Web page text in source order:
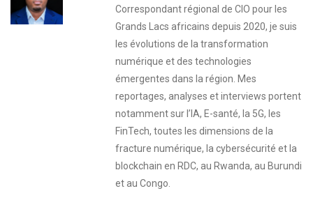
Correspondant régional de CIO pour les
Grands Lacs africains depuis 2020, je suis
les évolutions de la transformation
numérique et des technologies
émergentes dans la région. Mes
reportages, analyses et interviews portent
notamment sur l’IA, E-santé, la 5G, les
FinTech, toutes les dimensions de la
fracture numérique, la cybersécurité et la
blockchain en RDC, au Rwanda, au Burundi
et au Congo.